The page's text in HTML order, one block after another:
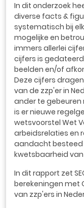
In dit onderzoek
diverse facts &
systematisch bij
mogelijke en
immers allerlei
cijfers is
beelden en/of
Deze cijfers
van de zzp'er in
ander te gebeuren
is er nieuwe
wetsvoorstel Wet
arbeidsrelaties en
aandacht besteed
kwetsbaarheid van
In dit rapport zet
berekeningen met
van zzp'ers in